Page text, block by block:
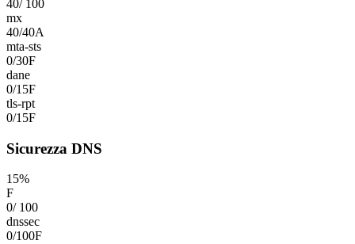
40/ 100
mx
40/40A
mta-sts
0/30F
dane
0/15F
tls-rpt
0/15F
Sicurezza DNS
15%
F
0/ 100
dnssec
0/100F